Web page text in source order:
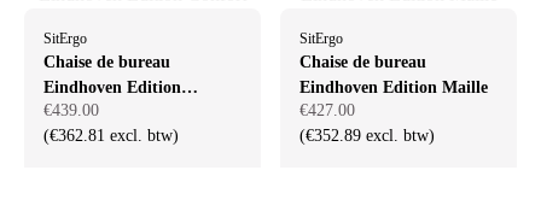
SitErgo
Chaise de bureau
Eindhoven Edition
Confort
€439.00
(€362.81 excl. btw)
SitErgo
Chaise de bureau
Eindhoven Edition Maille
€427.00
(€352.89 excl. btw)